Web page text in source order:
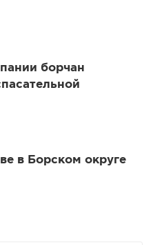
борчан
в Борском округе